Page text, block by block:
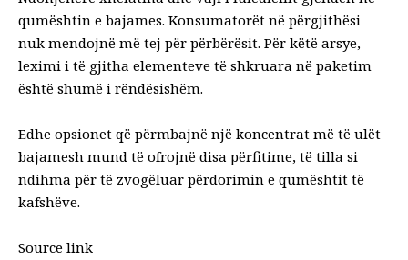
qumështin e bajames. Konsumatorët në përgjithësi
nuk mendojnë më tej për përbërësit. Për këtë arsye,
leximi i të gjitha elementeve të shkruara në paketim
është shumë i rëndësishëm.
Edhe opsionet që përmbajnë një koncentrat më të ulët
bajamesh mund të ofrojnë disa përfitime, të tilla si
ndihma për të zvogëluar përdorimin e qumështit të
kafshëve.
Source link